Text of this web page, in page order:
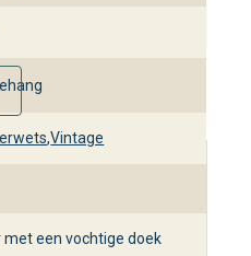
,Vintage
een vochtige doek